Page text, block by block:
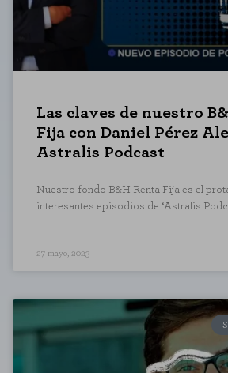
Las claves de nuestro
Fija con Daniel Pérez
Astralis Podcast
Nuestro fondo B&H Renta Fija es el
interesantes episodios de ‘Astralis
27 mayo, 2023